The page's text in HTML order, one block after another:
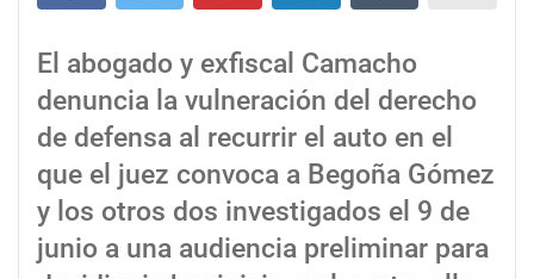
El abogado y exfiscal Camacho
denuncia la vulneración del derecho
de defensa al recurrir el auto en el
que el juez convoca a Begoña Gómez
y los otros dos investigados el 9 de
junio a una audiencia preliminar para